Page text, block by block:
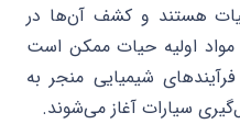
هستند و کشف آن‌ها در
اولیه حیات ممکن است
شیمیایی منجر به
سیارات آغاز می‌شوند.